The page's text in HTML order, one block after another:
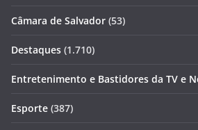
Câmara de Salvador (53)
Destaques (1.710)
Entretenimento e Bastidores da TV e
Esporte (387)